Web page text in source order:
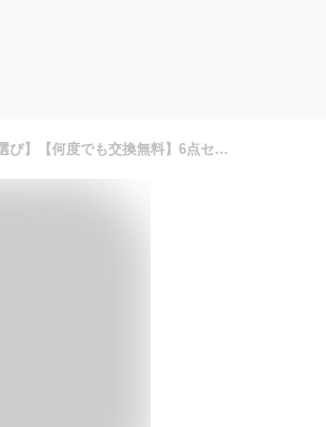
【最短当日発送】【プロが手伝うサイズ選び】【何度でも交換無料】6点セット ブライダルインナー 【A65〜F80】 ウエディングインナー ドレス用下着 ドレスインナー ビスチェ タップパンツ ガードル パット 拡張フック 小胸 グラマー 背中開き 大きいサイズ フォト婚最適